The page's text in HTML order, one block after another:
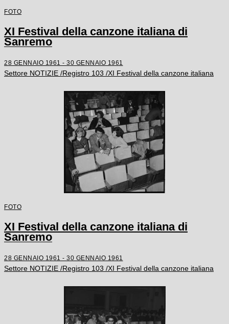
FOTO
XI Festival della canzone italiana di
Sanremo
28 GENNAIO 1961 - 30 GENNAIO 1961
Settore NOTIZIE /Registro 103 /XI Festival della canzone italiana
FOTO
XI Festival della canzone italiana di
Sanremo
28 GENNAIO 1961 - 30 GENNAIO 1961
Settore NOTIZIE /Registro 103 /XI Festival della canzone italiana